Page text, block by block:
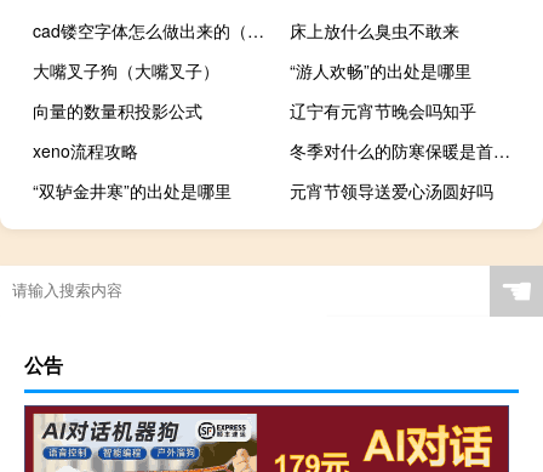
cad镂空字体怎么做出来的（cad镂空字体怎么做）
床上放什么臭虫不敢来
大嘴叉子狗（大嘴叉子）
“游人欢畅”的出处是哪里
向量的数量积投影公式
辽宁有元宵节晚会吗知乎
xeno流程攻略
冬季对什么的防寒保暖是首位的
“双轳金井寒”的出处是哪里
元宵节领导送爱心汤圆好吗
☚
公告